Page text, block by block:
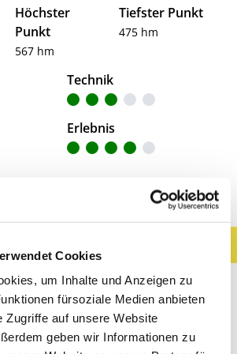
Cookies
um Inhalte und Anzeigen zu
fürsoziale Medien anbieten
Zugriffe auf unsere Website
geben wir Informationen zu
Höchster
Punkt
567 hm
Tiefster Punkt
475 hm
Technik
Erlebnis
entlang der Tour
Gastronomie Wein
Freizeit